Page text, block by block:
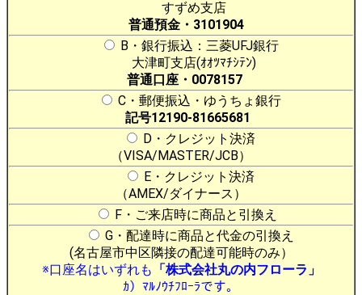
すずめ支店
普通預金・3101904
B・銀行振込：三菱UFJ銀行
大津町支店(ｵｵﾂﾏﾁｼﾃﾝ)
普通口座・0078157
C・郵便振込・ゆうちょ銀行
記号12190-81665681
D・クレジット決済
（VISA/MASTER/JCB）
E・クレジット決済
（AMEX/ダイナース）
F・ご来店時に商品と引換え
G・配達時に商品と代金の引換え
(名古屋市中区隣接の配達可能時のみ）
※口座名はいずれも 「株式会社丸の内フローラ」
ｶ）ﾏﾙﾉｳﾁﾌﾛｰﾗです。